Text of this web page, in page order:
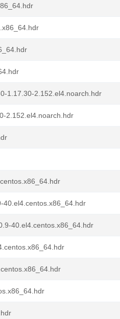
1.17.30-2.152.el4.noarch.hdr
2.152.el4.noarch.hdr
40.el4.centos.x86_64.hdr
40.el4.centos.x86_64.hdr